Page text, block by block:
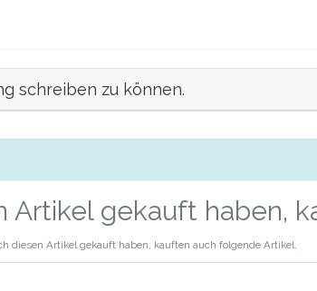
schreiben zu können.
Artikel gekauft haben,
diesen Artikel gekauft haben, kauften auch folgende Artikel.